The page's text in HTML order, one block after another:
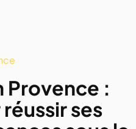
Provence :
ses